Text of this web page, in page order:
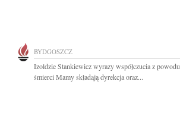
BYDGOSZCZ
Izoldzie Stankiewicz wyrazy współczucia z powodu
śmierci Mamy składają dyrekcja oraz...